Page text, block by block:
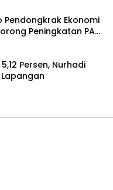
Ekonomi
Peningkatan PAD
Persen, Nurhadi